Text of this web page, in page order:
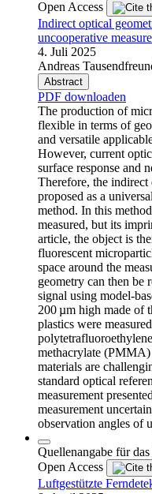
Open Access
Indirect optical
uncooperative
4. Juli 2025
Andreas
Abstract
PDF downloaden
The production of
flexible in terms of
and versatile
However, current
surface response and
Therefore, the
proposed as a
method. In this
measured, but its
article, the object is
fluorescent
space around the
geometry can then be
signal using model-
200 µm high made of
plastics were
methacrylate
materials are
standard optical
measurement
measurement
observation angles of
Quellenangabe für
Open Access
Luftgestützte